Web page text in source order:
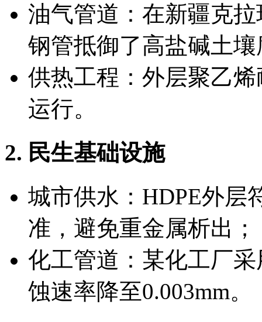
油气管道：在新疆克
钢管抵御了高盐碱土
供热工程：外层聚乙
运行。
2. 民生基础设施
城市供水：HDPE外层
准，避免重金属析出；
化工管道：某化工厂
蚀速率降至0.003mm。